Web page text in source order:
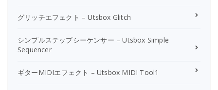
グリッチエフェクト – Utsbox Glitch
シンプルステップシーケンサー – Utsbox Simple
Sequencer
ギターMIDIエフェクト – Utsbox MIDI Tool1